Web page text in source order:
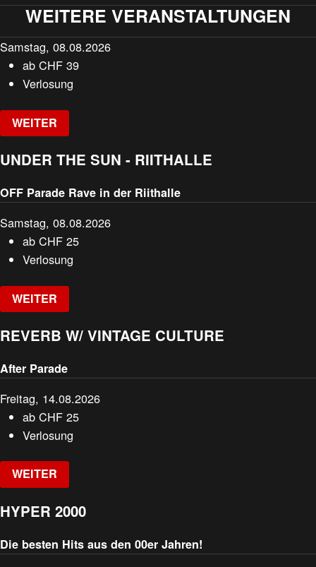
WEITERE VERANSTALTUNGEN
Samstag, 08.08.2026
abCHF 39
Verlosung
WEITER
UNDER THE SUN - RIITHALLE
OFF Parade Rave in der Riithalle
Samstag, 08.08.2026
abCHF 25
Verlosung
WEITER
REVERB W/ VINTAGE CULTURE
After Parade
Freitag, 14.08.2026
abCHF 25
Verlosung
WEITER
HYPER 2000
Die besten Hits aus den 00er Jahren!